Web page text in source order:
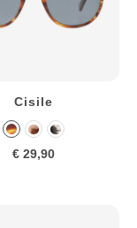
Cisile
€ 29,90